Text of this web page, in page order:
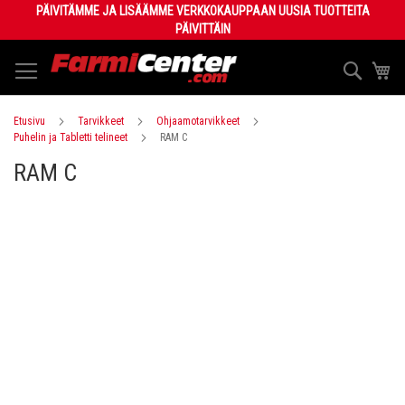
Content
PÄIVITÄMME JA LISÄÄMME VERKKOKAUPPAAN UUSIA TUOTTEITA
PÄIVITTÄIN
Haku
Etusivu Tarvikkeet
Ohjaamotarvikkeet
Puhelin ja Tabletti telineet
RAM C
RAM C